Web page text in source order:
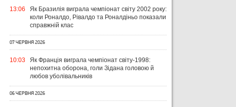
13:06
Як Бразилія виграла чемпіонат світу 2002 року:
коли Роналдо, Рівалдо та Роналдіньо показали
справжній клас
07 ЧЕРВНЯ 2026
10:03
Як Франція виграла чемпіонат світу-1998:
непохитна оборона, голи Зідана головою й
любов уболівальників
06 ЧЕРВНЯ 2026